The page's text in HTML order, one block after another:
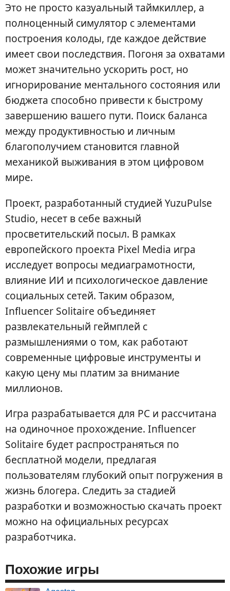
Это не просто казуальный таймкиллер, а
полноценный симулятор с элементами
построения колоды, где каждое действие
имеет свои последствия. Погоня за охватами
может значительно ускорить рост, но
игнорирование ментального состояния или
бюджета способно привести к быстрому
завершению вашего пути. Поиск баланса
между продуктивностью и личным
благополучием становится главной
механикой выживания в этом цифровом
мире.
Проект, разработанный студией YuzuPulse
Studio, несет в себе важный
просветительский посыл. В рамках
европейского проекта Pixel Media игра
исследует вопросы медиаграмотности,
влияние ИИ и психологическое давление
социальных сетей. Таким образом,
Influencer Solitaire объединяет
развлекательный геймплей с
размышлениями о том, как работают
современные цифровые инструменты и
какую цену мы платим за внимание
миллионов.
Игра разрабатывается для PC и рассчитана
на одиночное прохождение. Influencer
Solitaire будет распространяться по
бесплатной модели, предлагая
пользователям глубокий опыт погружения в
жизнь блогера. Следить за стадией
разработки и возможностью скачать проект
можно на официальных ресурсах
разработчика.
Похожие игры